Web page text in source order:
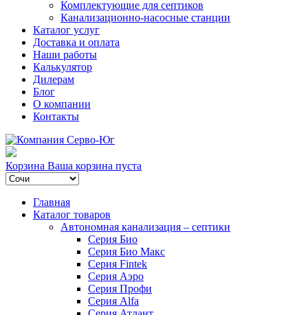
Комплектующие для септиков
Канализационно-насосные станции
Каталог услуг
Доставка и оплата
Наши работы
Калькулятор
Дилерам
Блог
О компании
Контакты
Корзина Ваша корзина пуста
Главная
Каталог товаров
Автономная канализация – септики
Серия Био
Серия Био Макс
Серия Fintek
Серия Аэро
Серия Профи
Серия Alfa